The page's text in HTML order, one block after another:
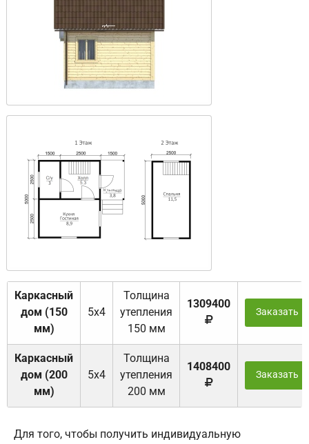
Каркасный
дом (150
мм)
5х4
Толщина
утепления
150 мм
1309400
Заказать
Каркасный
дом (200
мм)
5х4
Толщина
утепления
200 мм
1408400
Заказать
Для того, чтобы получить индивидуальную